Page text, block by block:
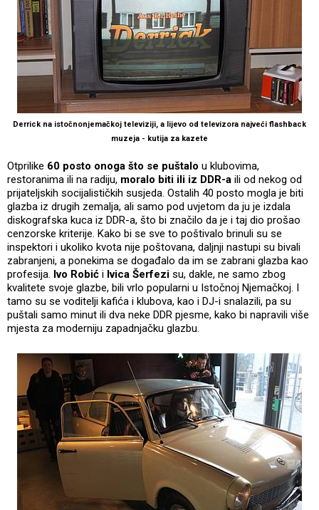
Derrick na istočnonjemačkoj televiziji, a lijevo od televizora najveći flashback
muzeja - kutija za kazete
Otprilike 60 posto onoga što se puštalo u klubovima,
restoranima ili na radiju, moralo biti ili iz DDR-a ili od nekog od
prijateljskih socijalističkih susjeda. Ostalih 40 posto mogla je biti
glazba iz drugih zemalja, ali samo pod uvjetom da ju je izdala
diskografska kuca iz DDR-a, što bi značilo da je i taj dio prošao
cenzorske kriterije. Kako bi se sve to poštivalo brinuli su se
inspektori i ukoliko kvota nije poštovana, daljnji nastupi su bivali
zabranjeni, a ponekima se događalo da im se zabrani glazba kao
profesija. Ivo Robić i Ivica Šerfezi su, dakle, ne samo zbog
kvalitete svoje glazbe, bili vrlo popularni u Istočnoj Njemačkoj. I
tamo su se voditelji kafića i klubova, kao i DJ-i snalazili, pa su
puštali samo minut ili dva neke DDR pjesme, kako bi napravili više
mjesta za moderniju zapadnjačku glazbu.